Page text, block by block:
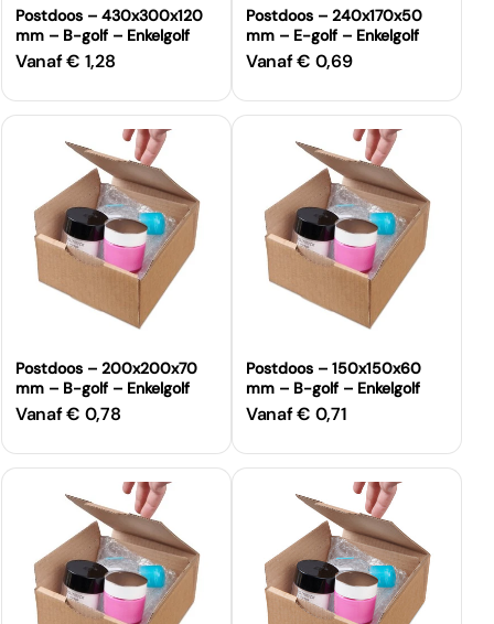
Postdoos – 430x300x120
mm – B-golf – Enkelgolf
Normale
Vanaf € 1,28
Postdoos – 240x170x50
mm – E-golf – Enkelgolf
Normale
Vanaf € 0,69
Postdoos – 200x200x70
mm – B-golf – Enkelgolf
Normale
Vanaf € 0,78
Postdoos – 150x150x60
mm – B-golf – Enkelgolf
Normale
Vanaf € 0,71